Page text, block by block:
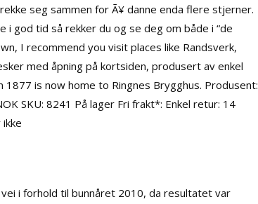
seg sammen for Ã¥ danne enda flere stjerner.
god tid så rekker du og se deg om både i “de
I recommend you visit places like Randsverk,
med åpning på kortsiden, produsert av enkel
is now home to Ringnes Brygghus. Produsent:
SKU: 8241 På lager Fri frakt*: Enkel retur: 14
i forhold til bunnåret 2010, da resultatet var